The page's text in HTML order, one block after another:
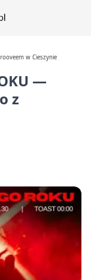
w Cieszynie
—
z